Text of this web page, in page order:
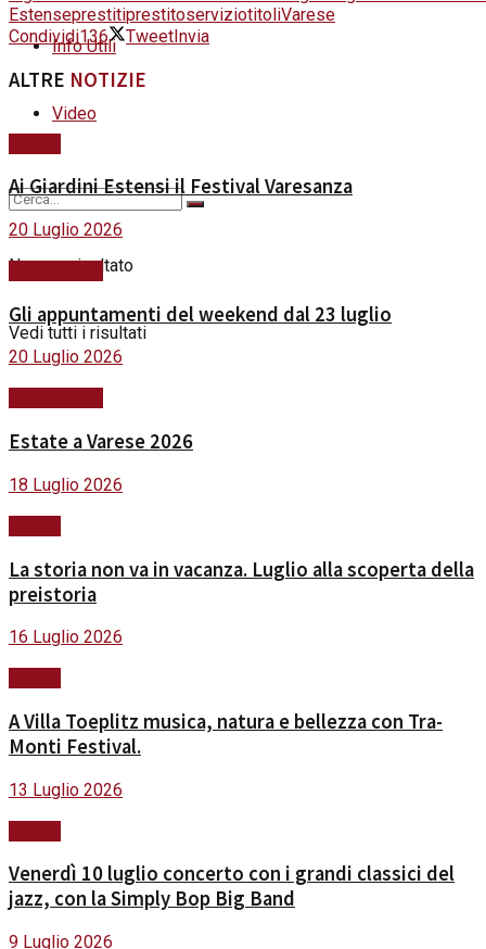
Info Utili
Video
Nessun risultato
Vedi tutti i risultati
EstenseprestitiprestitoserviziotitoliVarese
Condividi136 TweetInvia
ALTRE NOTIZIE
Ai Giardini Estensi il Festival Varesanza
20 Luglio 2026
Gli appuntamenti del weekend dal 23 luglio
20 Luglio 2026
Estate a Varese 2026
18 Luglio 2026
La storia non va in vacanza. Luglio alla scoperta della
preistoria
16 Luglio 2026
A Villa Toeplitz musica, natura e bellezza con Tra-
Monti Festival.
13 Luglio 2026
Venerdì 10 luglio concerto con i grandi classici del
jazz, con la Simply Bop Big Band
9 Luglio 2026